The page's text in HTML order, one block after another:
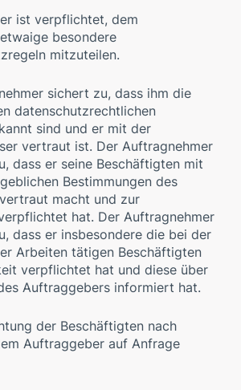
ist verpflichtet, dem
besondere
mitzuteilen.
sichert zu, dass ihm die
datenschutzrechtlichen
sind und er mit der
vertraut ist. Der Auftragnehmer
dass er seine Beschäftigten mit
Bestimmungen des
macht und zur
hat. Der Auftragnehmer
dass er insbesondere die bei der
Arbeiten tätigen Beschäftigten
verpflichtet hat und diese über
Auftraggebers informiert hat.
der Beschäftigten nach
Auftraggeber auf Anfrage